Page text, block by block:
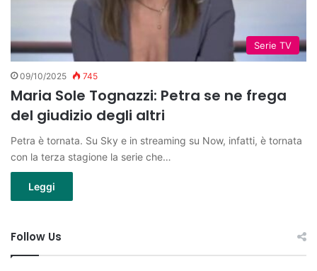
Serie TV
09/10/2025 745
Maria Sole Tognazzi: Petra se ne frega
del giudizio degli altri
Petra è tornata. Su Sky e in streaming su Now, infatti, è tornata
con la terza stagione la serie che…
Leggi
Follow Us